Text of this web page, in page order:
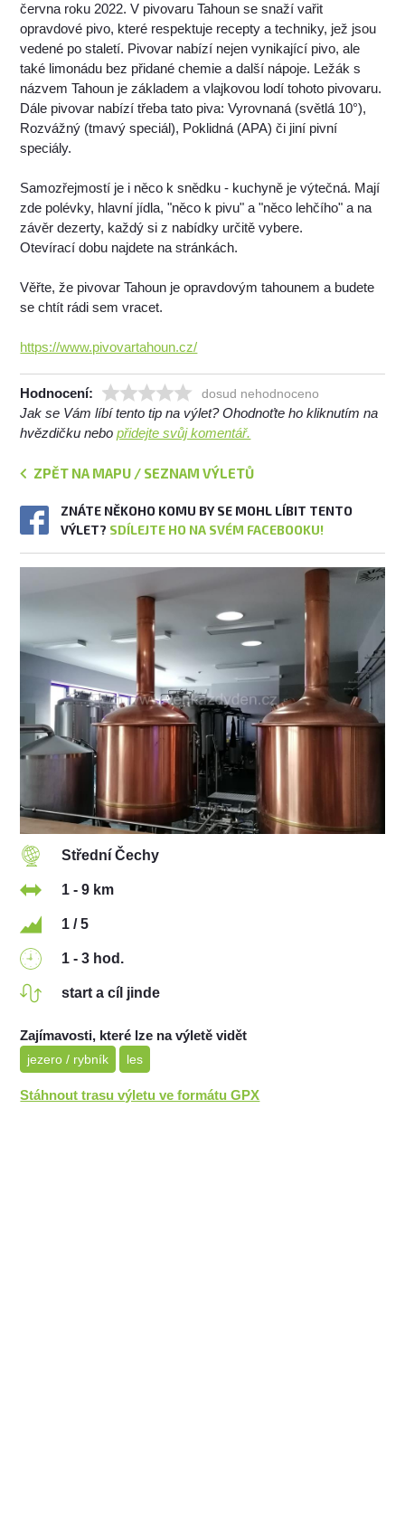
června roku 2022. V pivovaru Tahoun se snaží vařit
opravdové pivo, které respektuje recepty a techniky, jež jsou
vedené po staletí. Pivovar nabízí nejen vynikající pivo, ale
také limonádu bez přidané chemie a další nápoje. Ležák s
názvem Tahoun je základem a vlajkovou lodí tohoto pivovaru.
Dále pivovar nabízí třeba tato piva: Vyrovnaná (světlá 10°),
Rozvážný (tmavý speciál), Poklidná (APA) či jiní pivní
speciály.
Samozřejmostí je i něco k snědku - kuchyně je výtečná. Mají
zde polévky, hlavní jídla, "něco k pivu" a "něco lehčího" a na
závěr dezerty, každý si z nabídky určitě vybere.
Otevírací dobu najdete na stránkách.
Věřte, že pivovar Tahoun je opravdovým tahounem a budete
se chtít rádi sem vracet.
https://www.pivovartahoun.cz/
Hodnocení: dosud nehodnoceno
Jak se Vám líbí tento tip na výlet? Ohodnoťte ho kliknutím na
hvězdičku nebopřidejte svůj komentář.
ZPĚT NA MAPU / SEZNAM VÝLETŮ
ZNÁTE NĚKOHO KOMU BY SE MOHL LÍBIT TENTO
VÝLET? SDÍLEJTE HO NA SVÉM FACEBOOKU!
Střední Čechy
1 - 9 km
1 / 5
1 - 3 hod.
start a cíl jinde
Zajímavosti, které lze na výletě vidět
jezero / rybník les
Stáhnout trasu výletu ve formátu GPX